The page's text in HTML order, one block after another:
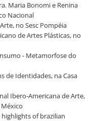
Maria Bonomi e Renina
Nacional
no Sesc Pompéia
de Artes Plásticas, no
- Metamorfose do
de Identidades, na Casa
Ibero-Americana de Arte,
highlights of brazilian